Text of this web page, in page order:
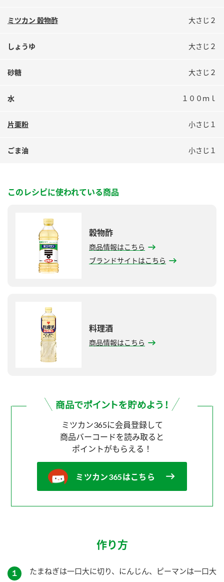
ミツカン 穀物酢 大さじ２
しょうゆ 大さじ２
砂糖 大さじ２
水 １００ｍｌ
片栗粉 小さじ１
ごま油 小さじ１
このレシピに使われている商品
穀物酢
商品情報はこちら
ブランドサイトはこちら
料理酒
商品情報はこちら
ミツカン365に会員登録して
商品バーコードを読み取ると
ポイントがもらえる！
ミツカン365はこちら
作り方
１
たまねぎは一口大に切り、にんじん、ピーマンは一口大